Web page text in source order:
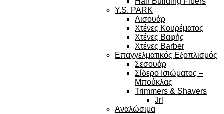
Y.S. PARK
Λισουάρ
Χτένες Κουρέματος
Χτένες Βαφής
Χτένες Barber
Επαγγελματικός Εξοπλισμός
Σεσουάρ
Σίδερο Ισιώματος –
Μπούκλας
Trimmers & Shavers
Jrl
Αναλώσιμα